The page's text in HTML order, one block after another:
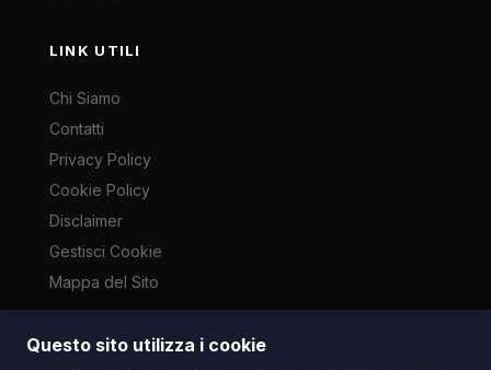
Questo sito utilizza i cookie
LINK UTILI
Chi Siamo
Contatti
Privacy Policy
Cookie Policy
Disclaimer
Gestisci Cookie
Mappa del Sito